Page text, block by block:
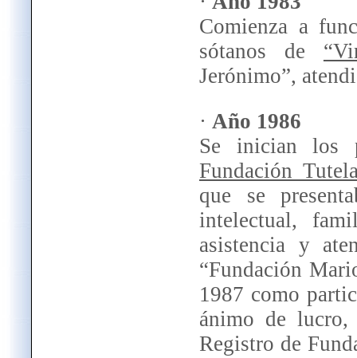
Comienza a
sótanos de
Jerónimo”,
· Año 1986
Se inician los
Fundación
que se
intelectual,
asistencia y
“Fundación
1987 como
ánimo de
Registro de